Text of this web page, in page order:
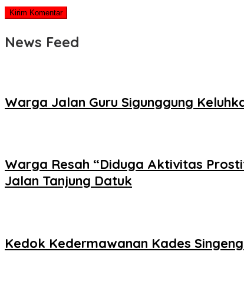
News Feed
Warga Jalan Guru Sigunggung
Warga Resah “Diduga Aktivitas
Jalan Tanjung Datuk
Kedok Kedermawanan Kades